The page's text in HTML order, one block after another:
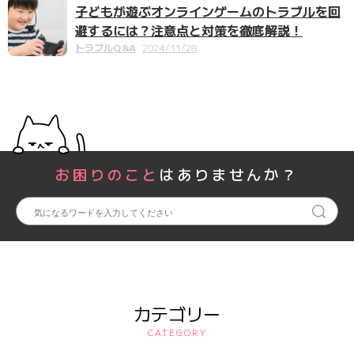
子どもが遊ぶオンラインゲームのトラブルを回
避するには？注意点と対策を徹底解説！
トラブルQ&A 2024/11/28
お困りのこと はありませんか？
カテゴリー
CATEGORY